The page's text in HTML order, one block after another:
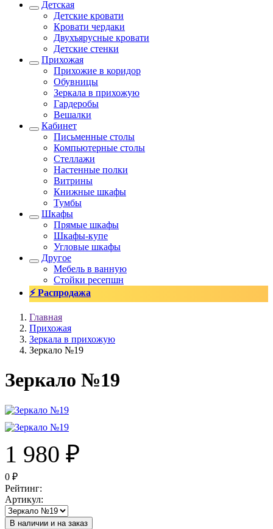
Детская
Детские кровати
Кровати чердаки
Двухъярусные кровати
Детские стенки
Прихожая
Прихожие в коридор
Обувницы
Зеркала в прихожую
Гардеробы
Вешалки
Кабинет
Письменные столы
Компьютерные столы
Стеллажи
Настенные полки
Витрины
Книжные шкафы
Тумбы
Шкафы
Прямые шкафы
Шкафы-купе
Угловые шкафы
Другое
Мебель в ванную
Стойки ресепшн
⚡ Распродажа
Главная
Прихожая
Зеркала в прихожую
Зеркало №19
Зеркало №19
1 980 ₽
0 ₽
Рейтинг:
Артикул:
В наличии и на заказ